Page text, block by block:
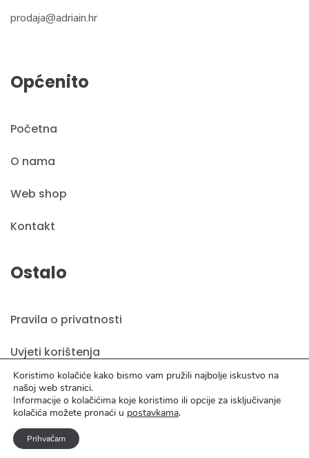
prodaja@adriain.hr
Općenito
Početna
O nama
Web shop
Kontakt
Ostalo
Pravila o privatnosti
Uvjeti korištenja
© 2026 ADRIA IN | Sva prava pridržava
Koristimo kolačiće kako bismo vam pružili najbolje iskustvo na
našoj web stranici.
Informacije o kolačićima koje koristimo ili opcije za isključivanje
kolačića možete pronaći u postavkama.
Prihvaćam